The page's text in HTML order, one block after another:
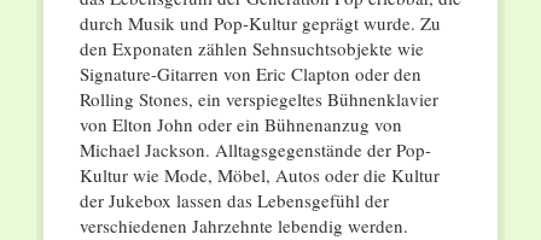
durch Musik und Pop-Kultur geprägt wurde. Zu
den Exponaten zählen Sehnsuchtsobjekte wie
Signature-Gitarren von Eric Clapton oder den
Rolling Stones, ein verspiegeltes Bühnenklavier
von Elton John oder ein Bühnenanzug von
Michael Jackson. Alltagsgegenstände der Pop-
Kultur wie Mode, Möbel, Autos oder die Kultur
der Jukebox lassen das Lebensgefühl der
verschiedenen Jahrzehnte lebendig werden.